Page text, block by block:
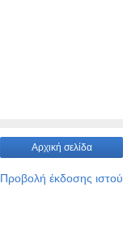
Αρχική σελίδα
Προβολή έκδοσης ιστού